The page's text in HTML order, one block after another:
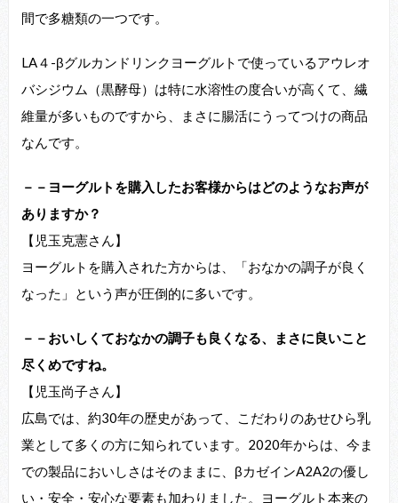
間で多糖類の一つです。
LA４-βグルカンドリンクヨーグルトで使っているアウレオ
バシジウム（黒酵母）は特に水溶性の度合いが高くて、繊
維量が多いものですから、まさに腸活にうってつけの商品
なんです。
－－ヨーグルトを購入したお客様からはどのようなお声が
ありますか？
【児玉克憲さん】
ヨーグルトを購入された方からは、「おなかの調子が良く
なった」という声が圧倒的に多いです。
－－おいしくておなかの調子も良くなる、まさに良いこと
尽くめですね。
【児玉尚子さん】
広島では、約30年の歴史があって、こだわりのあせひら乳
業として多くの方に知られています。2020年からは、今ま
での製品においしさはそのままに、βカゼインA2A2の優し
い・安全・安心な要素も加わりました。ヨーグルト本来の